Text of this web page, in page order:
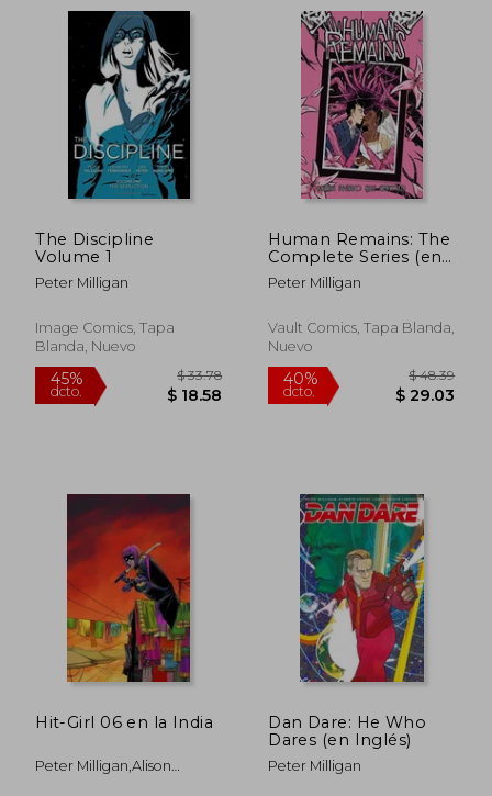
dcto. $ 57.07 dcto.
The Discipline
Volume 1
Peter Milligan
Image Comics, Tapa
Blanda, Nuevo
Human Remains: The
Complete Series (en
Inglés)
Peter Milligan
Vault Comics, Tapa Blanda,
Nuevo
Hit-Girl 06 en la India
Peter Milligan,Alison
Dan Dare: He Who
Dares (en Inglés)
Peter Milligan